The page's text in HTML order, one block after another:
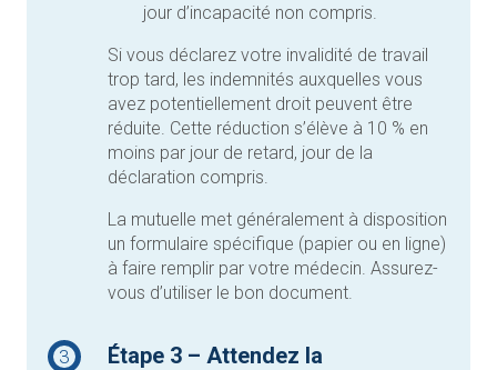
jour d’incapacité non compris.
Si vous déclarez votre invalidité de travail
trop tard, les indemnités auxquelles vous
avez potentiellement droit peuvent être
réduite. Cette réduction s’élève à 10 % en
moins par jour de retard, jour de la
déclaration compris.
La mutuelle met généralement à disposition
un formulaire spécifique (papier ou en ligne)
à faire remplir par votre médecin. Assurez-
vous d’utiliser le bon document.
3
Étape 3 – Attendez la